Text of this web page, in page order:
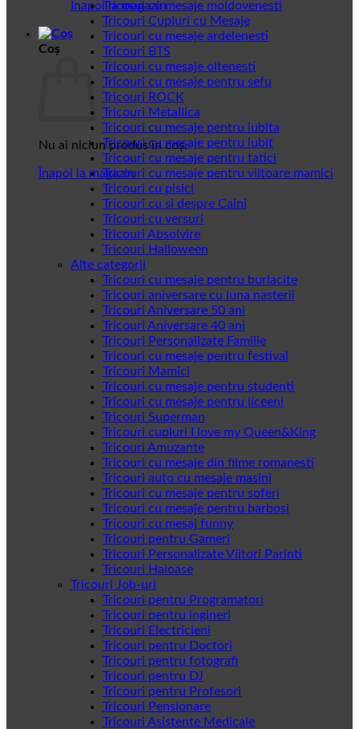
Înapoi la magazin
Coș
Nu ai niciun produs în coș.
Înapoi la magazin
Tricouri cu mesaje moldovenesti
Tricouri Cupluri cu Mesaje
Tricouri cu mesaje ardelenesti
Tricouri BTS
Tricouri cu mesaje oltenesti
Tricouri cu mesaje pentru sefu
Tricouri ROCK
Tricouri Metallica
Tricouri cu mesaje pentru iubita
Tricouri cu mesaje pentru iubit
Tricouri cu mesaje pentru tatici
Tricouri cu mesaje pentru viitoare mamici
Tricouri cu pisici
Tricouri cu si despre Caini
Tricouri cu versuri
Tricouri Absolvire
Tricouri Halloween
Alte categorii
Tricouri cu mesaje pentru burlacite
Tricouri aniversare cu luna nasterii
Tricouri Aniversare 50 ani
Tricouri Aniversare 40 ani
Tricouri Personalizate Familie
Tricouri cu mesaje pentru festival
Tricouri Mamici
Tricouri cu mesaje pentru studenti
Tricouri cu mesaje pentru liceeni
Tricouri Superman
Tricouri cupluri I love my Queen&King
Tricouri Amuzante
Tricouri cu mesaje din filme romanesti
Tricouri auto cu mesaje masini
Tricouri cu mesaje pentru soferi
Tricouri cu mesaje pentru barbosi
Tricouri cu mesaj funny
Tricouri pentru Gameri
Tricouri Personalizate Viitori Parinti
Tricouri Haioase
Tricouri Job-uri
Tricouri pentru Programatori
Tricouri pentru ingineri
Tricouri Electricieni
Tricouri pentru Doctori
Tricouri pentru fotografi
Tricouri pentru DJ
Tricouri pentru Profesori
Tricouri Pensionare
Tricouri Asistente Medicale